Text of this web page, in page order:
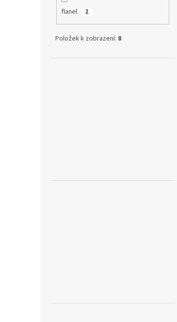
flanel 2
Položek k zobrazení: 8